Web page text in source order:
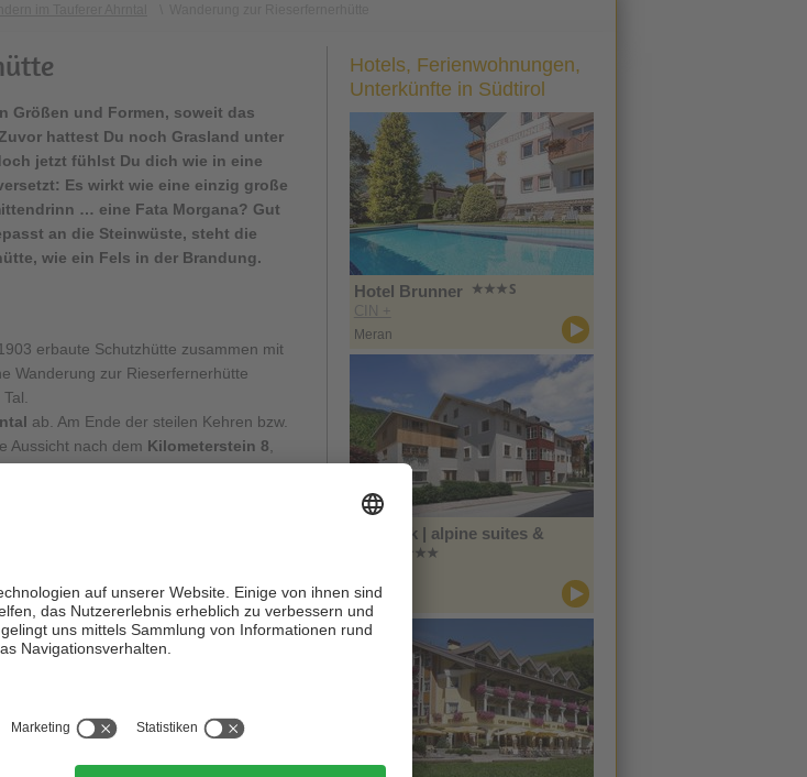
Größen und Formen, soweit das
hattest Du noch Grasland unter
jetzt fühlst Du dich wie in eine
Es wirkt wie eine einzig große
… eine Fata Morgana? Gut
an die Steinwüste, steht die
, wie ein Fels in der Brandung.
erbaute Schutzhütte zusammen mit
Wanderung zur Rieserfernerhütte
ab. Am Ende der steilen Kehren bzw.
Aussicht nach dem Kilometerstein 8
lassen kannst.
Gamsen und Murmeltiere, auf die Du
einen Blick erhaschen kannst. Mit
lichten Plätzen, vorbei an Bächen
Gelttalalm
angekommen bist. Hier an
für eine erste Rast anbietet. Weiter
und Gletscherschliffe. Große
zum Schutzhaus.
und es wirkt, als würde er die Hütte
sattgesehen hast, machst Du Dich
Hotels, Ferienwohnungen,
Unterkünfte in Südtirol
Hotel Brunner
CIN +
Meran
Zin Park | alpine suites &
Innichen